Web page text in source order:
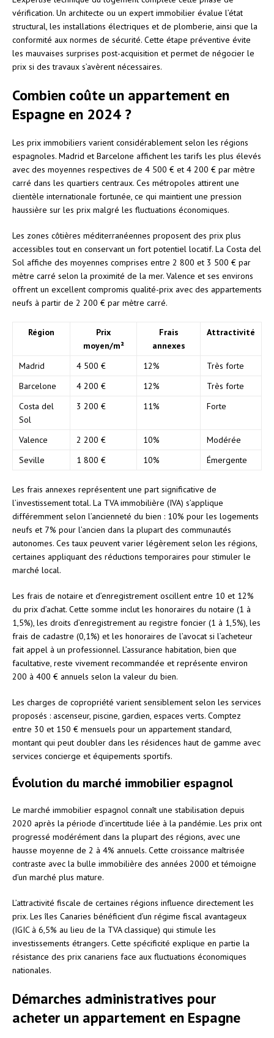
vérification. Un architecte ou un expert immobilier évalue l’état
structural, les installations électriques et de plomberie, ainsi que la
conformité aux normes de sécurité. Cette étape préventive évite
les mauvaises surprises post-acquisition et permet de négocier le
prix si des travaux s’avèrent nécessaires.
Combien coûte un appartement en
Espagne en 2024 ?
Les prix immobiliers varient considérablement selon les régions
espagnoles. Madrid et Barcelone affichent les tarifs les plus élevés
avec des moyennes respectives de 4 500 € et 4 200 € par mètre
carré dans les quartiers centraux. Ces métropoles attirent une
clientèle internationale fortunée, ce qui maintient une pression
haussière sur les prix malgré les fluctuations économiques.
Les zones côtières méditerranéennes proposent des prix plus
accessibles tout en conservant un fort potentiel locatif. La Costa del
Sol affiche des moyennes comprises entre 2 800 et 3 500 € par
mètre carré selon la proximité de la mer. Valence et ses environs
offrent un excellent compromis qualité-prix avec des appartements
neufs à partir de 2 200 € par mètre carré.
Région
Prix
moyen/m²
Frais
annexes
Attractivité
Madrid 4 500 € 12%
Très forte
Barcelone
4 200 € 12%
Très forte
Costa del
Sol
3 200 € 11% Forte
Valence 2 200 € 10%
Modérée
Seville
1 800 € 10% Émergente
Les frais annexes représentent une part significative de
l’investissement total. La TVA immobilière (IVA) s’applique
différemment selon l’ancienneté du bien : 10% pour les logements
neufs et 7% pour l’ancien dans la plupart des communautés
autonomes. Ces taux peuvent varier légèrement selon les régions,
certaines appliquant des réductions temporaires pour stimuler le
marché local.
Les frais de notaire et d’enregistrement oscillent entre 10 et 12%
du prix d’achat. Cette somme inclut les honoraires du notaire (1 à
1,5%), les droits d’enregistrement au registre foncier (1 à 1,5%), les
frais de cadastre (0,1%) et les honoraires de l’avocat si l’acheteur
fait appel à un professionnel. L’assurance habitation, bien que
facultative, reste vivement recommandée et représente environ
200 à 400 € annuels selon la valeur du bien.
Les charges de copropriété varient sensiblement selon les services
proposés : ascenseur, piscine, gardien, espaces verts. Comptez
entre 30 et 150 € mensuels pour un appartement standard,
montant qui peut doubler dans les résidences haut de gamme avec
services concierge et équipements sportifs.
Évolution du marché immobilier espagnol
Le marché immobilier espagnol connaît une stabilisation depuis
2020 après la période d’incertitude liée à la pandémie. Les prix ont
progressé modérément dans la plupart des régions, avec une
hausse moyenne de 2 à 4% annuels. Cette croissance maîtrisée
contraste avec la bulle immobilière des années 2000 et témoigne
d’un marché plus mature.
L’attractivité fiscale de certaines régions influence directement les
prix. Les îles Canaries bénéficient d’un régime fiscal avantageux
(IGIC à 6,5% au lieu de la TVA classique) qui stimule les
investissements étrangers. Cette spécificité explique en partie la
résistance des prix canariens face aux fluctuations économiques
nationales.
Démarches administratives pour
acheter un appartement en Espagne